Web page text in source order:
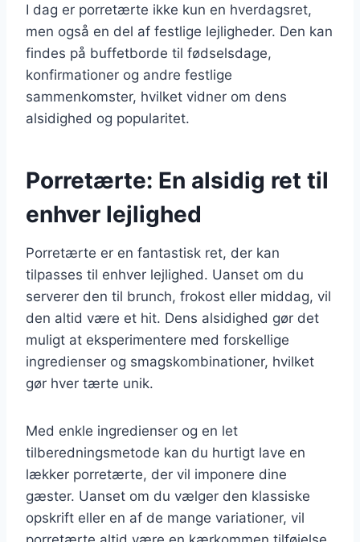
I dag er porretærte ikke kun en hverdagsret,
men også en del af festlige lejligheder. Den kan
findes på buffetborde til fødselsdage,
konfirmationer og andre festlige
sammenkomster, hvilket vidner om dens
alsidighed og popularitet.
Porretærte: En alsidig ret til
enhver lejlighed
Porretærte er en fantastisk ret, der kan
tilpasses til enhver lejlighed. Uanset om du
serverer den til brunch, frokost eller middag, vil
den altid være et hit. Dens alsidighed gør det
muligt at eksperimentere med forskellige
ingredienser og smagskombinationer, hvilket
gør hver tærte unik.
Med enkle ingredienser og en let
tilberedningsmetode kan du hurtigt lave en
lækker porretærte, der vil imponere dine
gæster. Uanset om du vælger den klassiske
opskrift eller en af de mange variationer, vil